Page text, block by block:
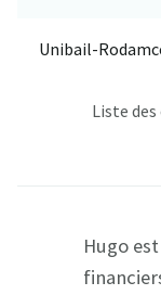
Unibail-
Liste des
Hugo